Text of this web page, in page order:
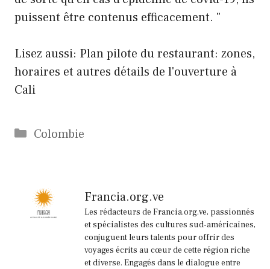
puissent être contenus efficacement. "
Lisez aussi: Plan pilote du restaurant: zones,
horaires et autres détails de l'ouverture à
Cali
Catégories
Colombie
Francia.org.ve
Les rédacteurs de Francia.org.ve, passionnés
et spécialistes des cultures sud-américaines,
conjuguent leurs talents pour offrir des
voyages écrits au cœur de cette région riche
et diverse. Engagés dans le dialogue entre